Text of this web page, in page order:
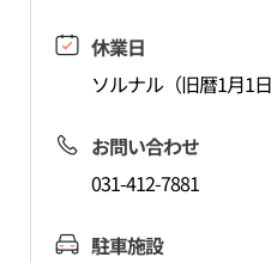
休業日
ソルナル（旧暦1月1
お問い合わせ
031-412-7881
駐車施設